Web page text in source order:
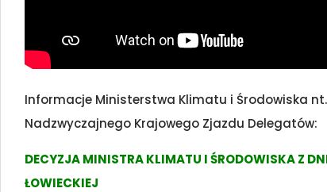
Informacje Ministerstwa Klimatu i Środowiska
Nadzwyczajnego Krajowego Zjazdu Delegatów:
DECYZJA MINISTRA KLIMATU I ŚRODOWISKA Z
ŁOWIECKIEJ